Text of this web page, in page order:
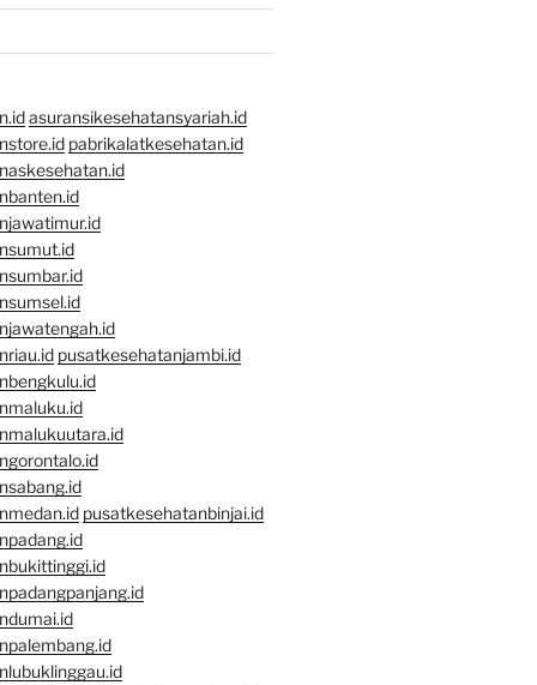
asuransikesehatansyariah.id
pabrikalatkesehatan.id
pusatkesehatanjambi.id
pusatkesehatanbinjai.id